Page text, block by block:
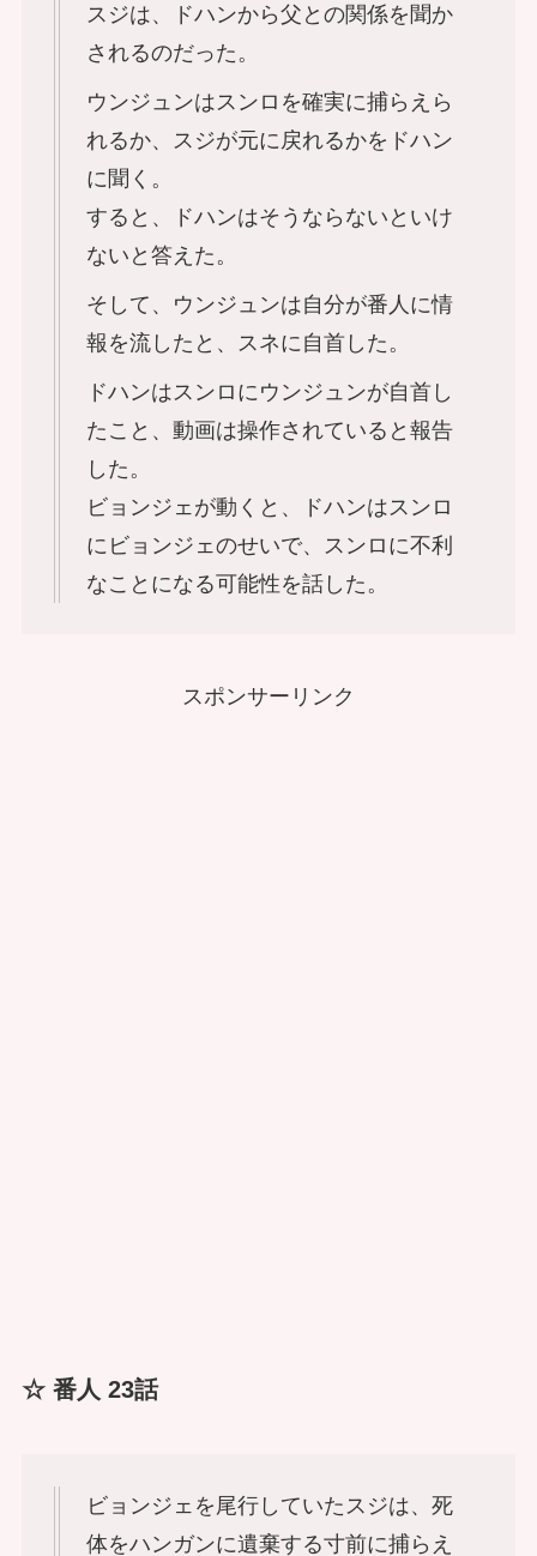
スジは、ドハンから父との関係を聞か
されるのだった。
ウンジュンはスンロを確実に捕らえら
れるか、スジが元に戻れるかをドハン
に聞く。
すると、ドハンはそうならないといけ
ないと答えた。
そして、ウンジュンは自分が番人に情
報を流したと、スネに自首した。
ドハンはスンロにウンジュンが自首し
たこと、動画は操作されていると報告
した。
ビョンジェが動くと、ドハンはスンロ
にビョンジェのせいで、スンロに不利
なことになる可能性を話した。
スポンサーリンク
☆ 番人 23話
ビョンジェを尾行していたスジは、死
体をハンガンに遺棄する寸前に捕らえ